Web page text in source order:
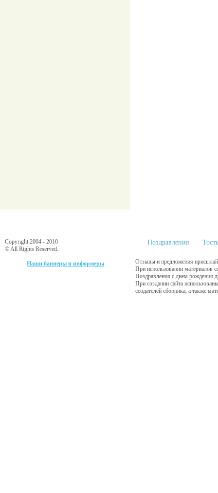
Copyright 2004 - 2010
© All Rights Reserved.
Наши баннеры и информеры
Поздравления
Отзывы и предложения
При использовании материалов
Поздравления с днем рождения
При создании сайта
создателей сборника, а также